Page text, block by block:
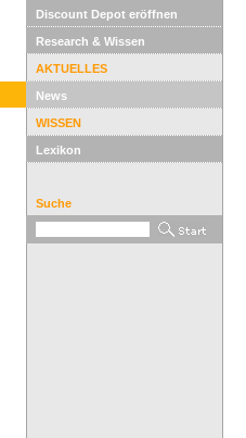
Discount Depot eröffnen
Research & Wissen
AKTUELLES
News
WISSEN
Lexikon
Suche